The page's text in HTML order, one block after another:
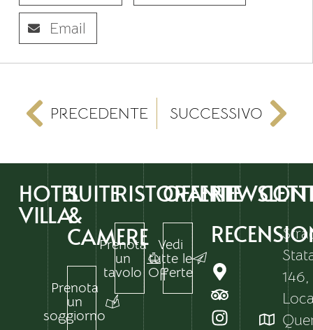
Email
PRECEDENTE SUCCESSIVO
HOTEL
VILLA
SUITE
&
CAMERE
Prenota
un
soggiorno
RISTORANTI
Prenota
un
tavolo
OFFERTE
Vedi
tutte le
Offerte
146,